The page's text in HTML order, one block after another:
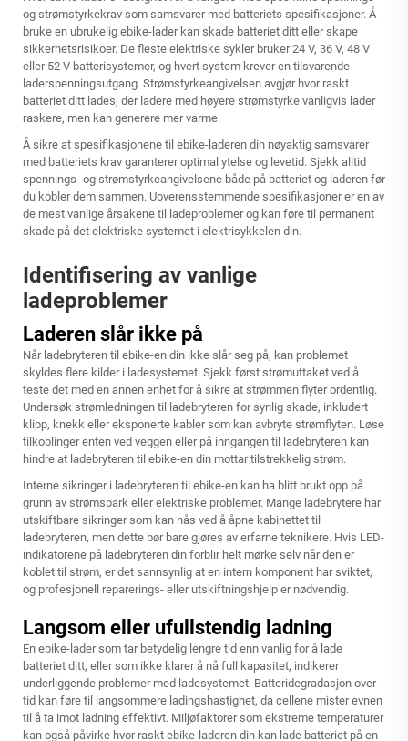
og strømstyrkekrav som samsvarer med batteriets spesifikasjoner. Å
bruke en ubrukelig ebike-lader kan skade batteriet ditt eller skape
sikkerhetsrisikoer. De fleste elektriske sykler bruker 24 V, 36 V, 48 V
eller 52 V batterisystemer, og hvert system krever en tilsvarende
laderspenningsutgang. Strømstyrkeangivelsen avgjør hvor raskt
batteriet ditt lades, der ladere med høyere strømstyrke vanligvis lader
raskere, men kan generere mer varme.
Å sikre at spesifikasjonene til ebike-laderen din nøyaktig samsvarer
med batteriets krav garanterer optimal ytelse og levetid. Sjekk alltid
spennings- og strømstyrkeangivelsene både på batteriet og laderen før
du kobler dem sammen. Uoverensstemmende spesifikasjoner er en av
de mest vanlige årsakene til ladeproblemer og kan føre til permanent
skade på det elektriske systemet i elektrisykkelen din.
Identifisering av vanlige
ladeproblemer
Laderen slår ikke på
Når ladebryteren til ebike-en din ikke slår seg på, kan problemet
skyldes flere kilder i ladesystemet. Sjekk først strømuttaket ved å
teste det med en annen enhet for å sikre at strømmen flyter ordentlig.
Undersøk strømledningen til ladebryteren for synlig skade, inkludert
klipp, knekk eller eksponerte kabler som kan avbryte strømflyten. Løse
tilkoblinger enten ved veggen eller på inngangen til ladebryteren kan
hindre at ladebryteren til ebike-en din mottar tilstrekkelig strøm.
Interne sikringer i ladebryteren til ebike-en kan ha blitt brukt opp på
grunn av strømspark eller elektriske problemer. Mange ladebrytere har
utskiftbare sikringer som kan nås ved å åpne kabinettet til
ladebryteren, men dette bør bare gjøres av erfarne teknikere. Hvis LED-
indikatorene på ladebryteren din forblir helt mørke selv når den er
koblet til strøm, er det sannsynlig at en intern komponent har sviktet,
og profesjonell reparerings- eller utskiftningshjelp er nødvendig.
Langsom eller ufullstendig ladning
En ebike-lader som tar betydelig lengre tid enn vanlig for å lade
batteriet ditt, eller som ikke klarer å nå full kapasitet, indikerer
underliggende problemer med ladesystemet. Batteridegradasjon over
tid kan føre til langsommere ladingshastighet, da cellene mister evnen
til å ta imot ladning effektivt. Miljøfaktorer som ekstreme temperaturer
kan også påvirke hvor raskt ebike-laderen din kan lade batteriet på en